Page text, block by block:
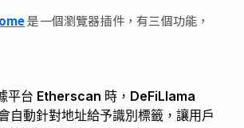
是一個瀏覽器插件，有三個功能，
平台 Etherscan 時，DeFiLlama
自動針對地址給予識別標籤，讓用戶